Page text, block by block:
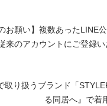
お願い】複数あった
来のアカウントにご登録
取り扱うブランド「
る同居へ』で着